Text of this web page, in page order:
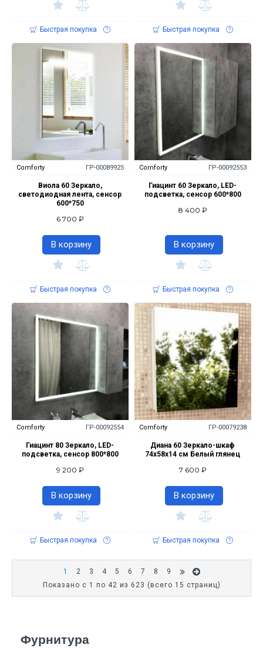
Фурнитура
Быстрая покупка Быстрая покупка
Comforty ГР-00089925
Виола 60 Зеркало,
светодиодная лента, сенсор
600*750
6 700 ₽
В корзину
Быстрая покупка
Comforty ГР-00092553
Гиацинт 60 Зеркало, LED-
подсветка, сенсор 600*800
8 400 ₽
В корзину
Быстрая покупка
Comforty ГР-00092554
Гиацинт 80 Зеркало, LED-
подсветка, сенсор 800*800
9 200 ₽
В корзину
Быстрая покупка
Comforty ГР-00079238
Диана 60 Зеркало-шкаф
74х58х14 см Белый глянец
7 600 ₽
В корзину
Быстрая покупка
1 2 3 4 5 6 7 8
9
Показано с 1 по 42 из 623 (всего 15 страниц)